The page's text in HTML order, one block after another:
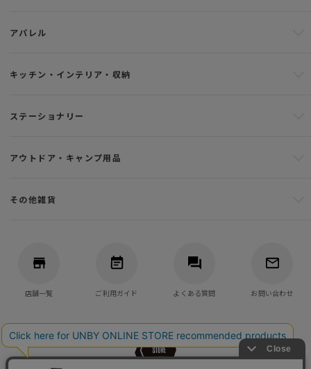
アパレル
キッチン・インテリア・収納
ステーショナリー
アウトドア・キャンプ用品
その他雑貨
店舗一覧 ご利用ガイド よくある質問 お問い合わせ